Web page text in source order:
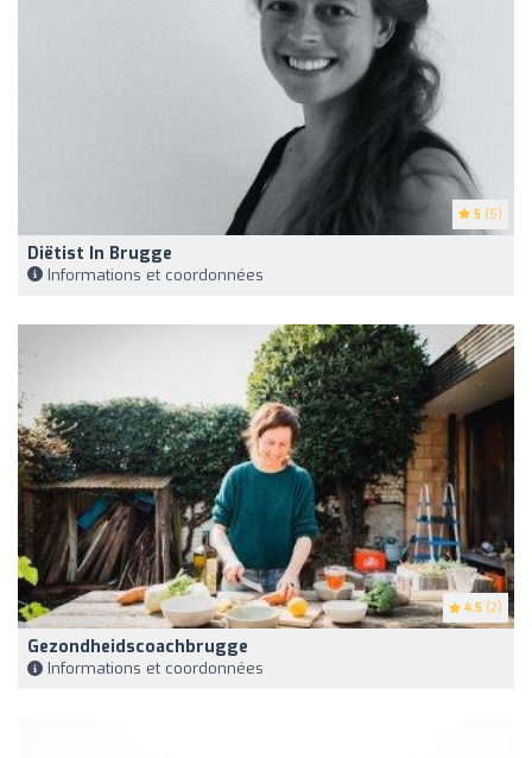
5 (5)
Diëtist In Brugge
Informations et coordonnées
4.5 (2)
Gezondheidscoachbrugge
Informations et coordonnées